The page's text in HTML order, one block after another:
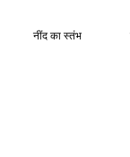
नींद का स्तंभ